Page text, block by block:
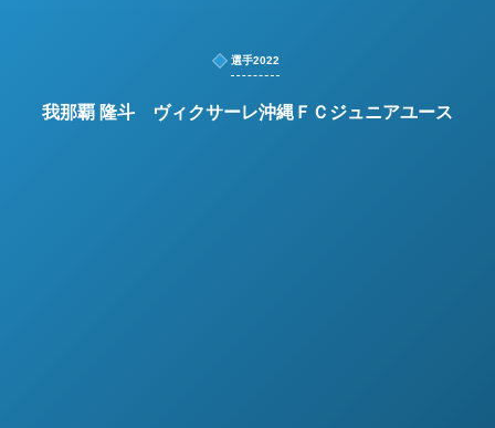
選手2022
我那覇 隆斗 ヴィクサーレ沖縄ＦＣジュニアユース